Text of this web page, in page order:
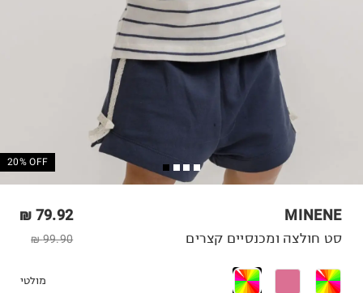
20% OFF
MINENE
79.92 ₪
99.90 ₪ סט חולצה ומכנסיים קצרים
מולטי